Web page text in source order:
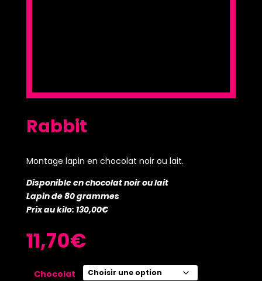
Rabbit
Montage lapin en chocolat noir ou lait.
Disponible en chocolat noir ou lait
Lapin de 80 grammes
Prix au kilo: 130,00€
11,70€
Chocolat